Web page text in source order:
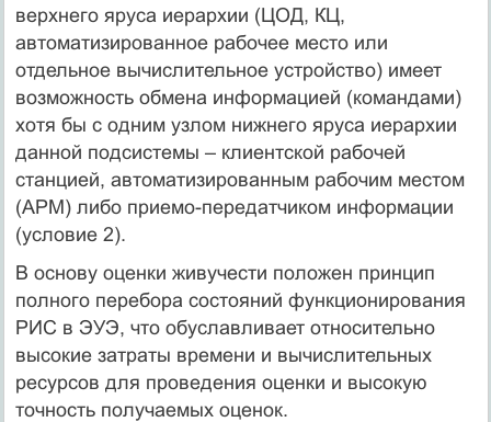
верхнего яруса иерархии (ЦОД, КЦ,
автоматизированное рабочее место или
отдельное вычислительное устройство) имеет
возможность обмена информацией (командами)
хотя бы с одним узлом нижнего яруса иерархии
данной подсистемы – клиентской рабочей
станцией, автоматизированным рабочим местом
(АРМ) либо приемо-передатчиком информации
(условие 2).
В основу оценки живучести положен принцип
полного перебора состояний функционирования
РИС в ЭУЭ, что обуславливает относительно
высокие затраты времени и вычислительных
ресурсов для проведения оценки и высокую
точность получаемых оценок.